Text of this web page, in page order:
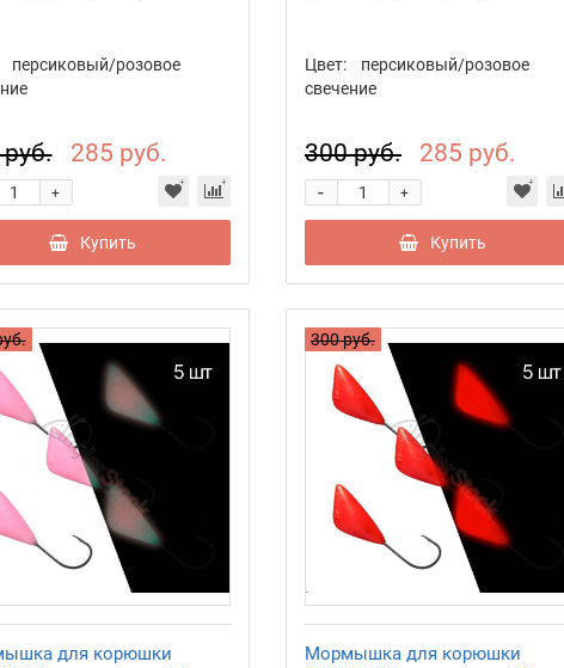
персиковый/розовое
285 руб.
+
Купить
Цвет:
персиковый/розовое
свечение
300 руб. 285 руб.
+
-
Купить
для корюшки
300 руб.
Мормышка для корюшки